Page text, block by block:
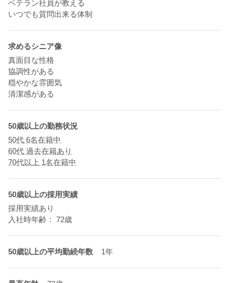
ベテラン社員が教える
いつでも質問出来る体制
求めるシニア像
真面目な性格
協調性がある
穏やかな雰囲気
清潔感がある
50歳以上の勤務状況
50代 6名在籍中
60代 過去在籍あり
70代以上 1名在籍中
50歳以上の採用実績
採用実績あり
入社時年齢： 72歳
50歳以上の平均勤続年数 1年